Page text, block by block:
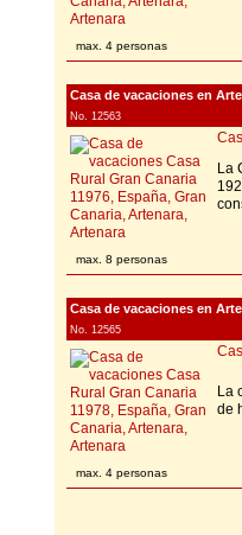
max. 4 personas
Casa de vacaciones en
No. 12563
La
max. 8 personas
Casa de vacaciones en
No. 12565
La
de
max. 4 personas